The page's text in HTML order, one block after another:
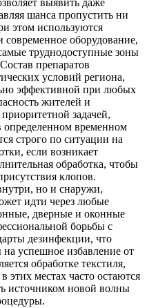
выявить даже
шанса пропустить ни
этом используются
оборудование,
труднодоступные зоны
препаратов
условий региона,
эффективной при любых
жителей и
задачей,
определенном временном
строго по ситуации на
если возникает
обработка, чтобы
клопов.
но и снаружи,
идти через любые
дверные и оконные
борьбы с
дезинфекции, что
успешное избавление от
обработке текстиля,
этих местах часто остаются
источником новой волны